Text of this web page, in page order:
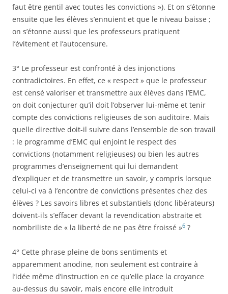
faut être gentil avec toutes les convictions »). Et on s’étonne
ensuite que les élèves s’ennuient et que le niveau baisse ;
on s’étonne aussi que les professeurs pratiquent
l’évitement et l’autocensure.
3° Le professeur est confronté à des injonctions
contradictoires. En effet, ce « respect » que le professeur
est censé valoriser et transmettre aux élèves dans l’EMC,
on doit conjecturer qu’il doit l’observer lui-même et tenir
compte des convictions religieuses de son auditoire. Mais
quelle directive doit-il suivre dans l’ensemble de son travail
: le programme d’EMC qui enjoint le respect des
convictions (notamment religieuses) ou bien les autres
programmes d’enseignement qui lui demandent
d’expliquer et de transmettre un savoir, y compris lorsque
celui-ci va à l’encontre de convictions présentes chez des
élèves ? Les savoirs libres et substantiels (donc libérateurs)
doivent-ils s’effacer devant la revendication abstraite et
nombriliste de « la liberté de ne pas être froissé »6 ?
4° Cette phrase pleine de bons sentiments et
apparemment anodine, non seulement est contraire à
l’idée même d’instruction en ce qu’elle place la croyance
au-dessus du savoir, mais encore elle introduit